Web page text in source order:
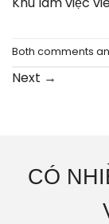
Both comments
Next →
CÓ